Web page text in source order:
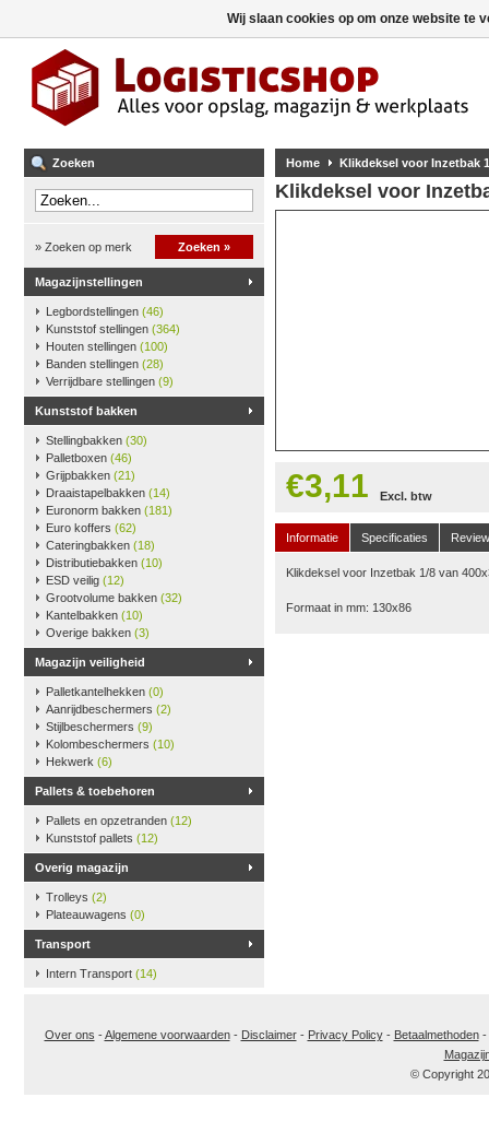
Zoeken
» Zoeken op merk Zoeken »
Magazijnstellingen
Legbordstellingen (46)
Kunststof stellingen (364)
Houten stellingen (100)
Banden stellingen (28)
Verrijdbare stellingen (9)
Kunststof bakken
Stellingbakken (30)
Palletboxen (46)
Grijpbakken (21)
Draaistapelbakken (14)
Euronorm bakken (181)
Euro koffers (62)
Cateringbakken (18)
Distributiebakken (10)
ESD veilig (12)
Grootvolume bakken (32)
Kantelbakken (10)
Overige bakken (3)
Magazijn veiligheid
Palletkantelhekken (0)
Aanrijdbeschermers (2)
Stijlbeschermers (9)
Kolombeschermers (10)
Hekwerk (6)
Pallets & toebehoren
Pallets en opzetranden (12)
Kunststof pallets (12)
Overig magazijn
Trolleys (2)
Plateauwagens (0)
Transport
Intern Transport (14)
Home Klikdeksel voor Inzetbak
Klikdeksel voor
€3,11 Excl. btw
Informatie Specificaties
Klikdeksel voor Inzetbak 1/8 van
Formaat in mm: 130x86
Over ons -Algemene voorwaarden- Disclaimer- Privacy Policy- Betaalmethoden-
© Copyright
Wij slaan cookies op om onze website te